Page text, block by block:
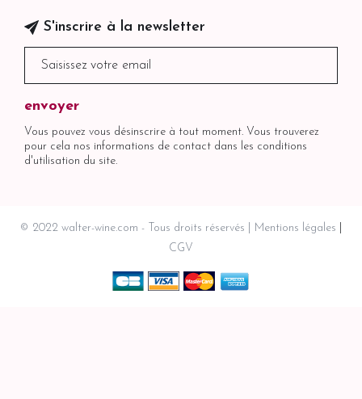
S'inscrire à la newsletter
Vous pouvez vous désinscrire à tout moment. Vous trouverez
pour cela nos informations de contact dans les conditions
d'utilisation du site.
© 2022 walter-wine.com - Tous droits réservés
Mentions légales
CGV